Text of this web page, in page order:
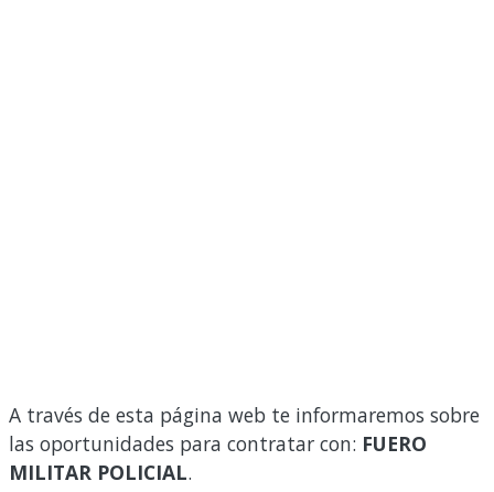
A través de esta página web te informaremos sobre
las oportunidades para contratar con: FUERO
MILITAR POLICIAL.